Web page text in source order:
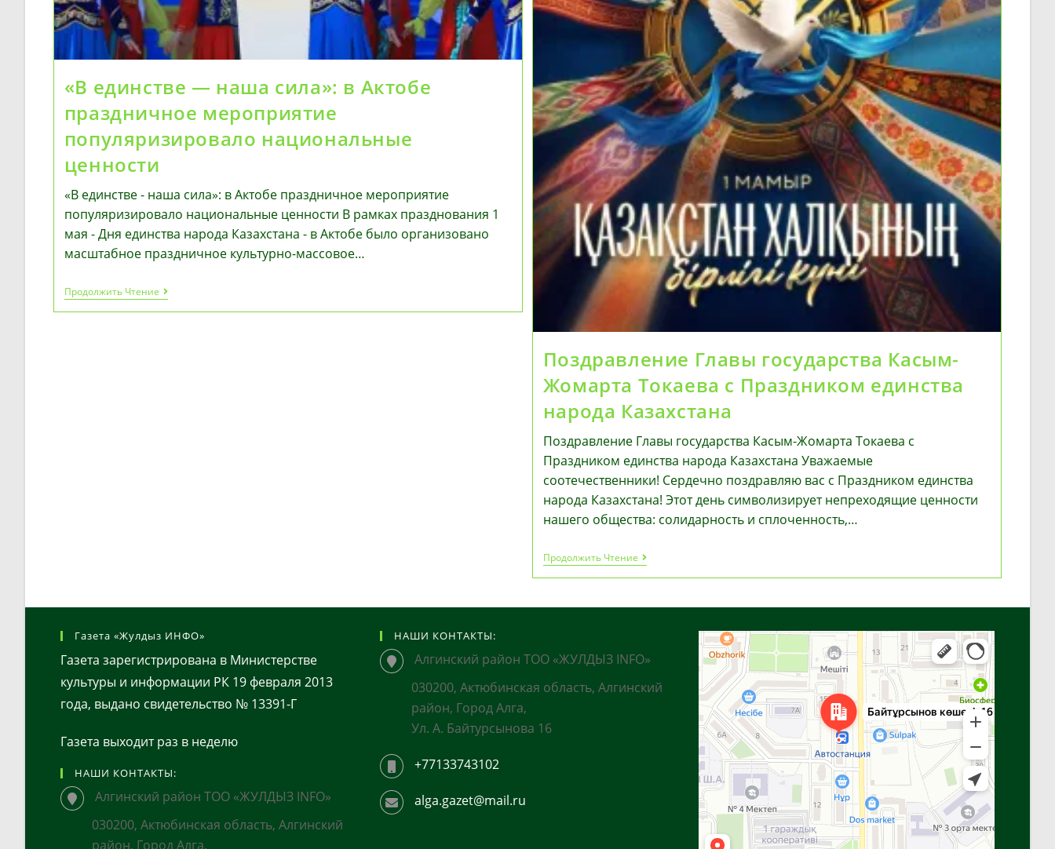
«В единстве — наша сила»: в Актобе
праздничное мероприятие
популяризировало национальные
ценности
«В единстве - наша сила»: в Актобе праздничное мероприятие
популяризировало национальные ценности В рамках празднования 1
мая - Дня единства народа Казахстана - в Актобе было организовано
масштабное праздничное культурно-массовое…
Продолжить Чтение«В
Единстве
—
Поздравление Главы государства Касым-
Жомарта Токаева с Праздником единства
народа Казахстана
Поздравление Главы государства Касым-Жомарта Токаева с
Праздником единства народа Казахстана Уважаемые
соотечественники! Сердечно поздравляю вас с Праздником единства
народа Казахстана! Этот день символизирует непреходящие ценности
нашего общества: солидарность и сплоченность,…
Продолжить ЧтениеПоздравление
Главы
Государства
Жомарта
Праздником
Единства
Казахстана
Газета «Жулдыз ИНФО»
Газета зарегистрирована в Министерстве
культуры и информации РК 19 февраля 2013
года, выдано свидетельство № 13391-Г
Газета выходит раз в неделю
НАШИ КОНТАКТЫ:
Алгинский район ТОО «ЖУЛДЫЗ INFO»
030200, Актюбинская область, Алгинский
район, Город Алга,
НАШИ КОНТАКТЫ:
Алгинский район ТОО «ЖУЛДЫЗ INFO»
030200, Актюбинская область, Алгинский
район, Город Алга,
Ул. А. Байтурсынова 16
+77133743102
alga.gazet@mail.ru
Алга
Улица Байтурсынова, 16 — Яндекс Карты